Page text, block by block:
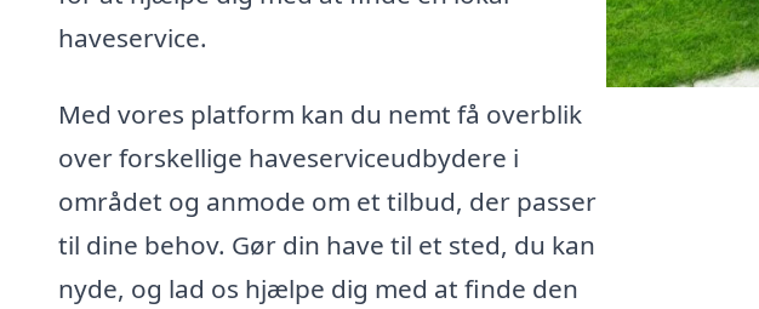
haveservice.
Med vores platform kan du nemt få overblik
over forskellige haveserviceudbydere i
området og anmode om et tilbud, der passer
til dine behov. Gør din have til et sted, du kan
nyde, og lad os hjælpe dig med at finde den